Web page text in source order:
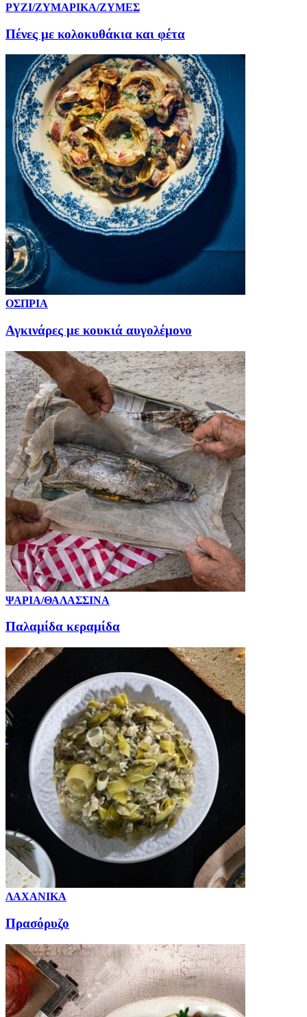
ΡΥΖΙ/ΖΥΜΑΡΙΚΑ/ΖΥΜΕΣ
Πένες με κολοκυθάκια και φέτα
ΟΣΠΡΙΑ
Αγκινάρες με κουκιά αυγολέμονο
ΨΑΡΙΑ/ΘΑΛΑΣΣΙΝΑ
Παλαμίδα κεραμίδα
ΛΑΧΑΝΙΚΑ
Πρασόρυζο